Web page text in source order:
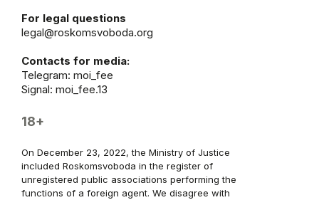
For legal questions
legal@roskomsvoboda.org
Contacts for media:
Telegram: moi_fee
Signal: moi_fee.13
18+
On December 23, 2022, the Ministry of Justice
included Roskomsvoboda in the register of
unregistered public associations performing the
functions of a foreign agent. We disagree with